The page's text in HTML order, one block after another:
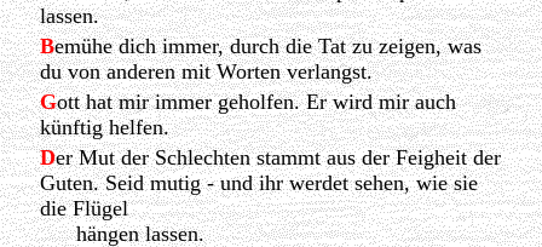
lassen.
Bemühe dich immer, durch die Tat zu zeigen, was
du von anderen mit Worten verlangst.
Gott hat mir immer geholfen. Er wird mir auch
künftig helfen.
Der Mut der Schlechten stammt aus der Feigheit der
Guten. Seid mutig - und ihr werdet sehen, wie sie
die Flügel
hängen lassen.